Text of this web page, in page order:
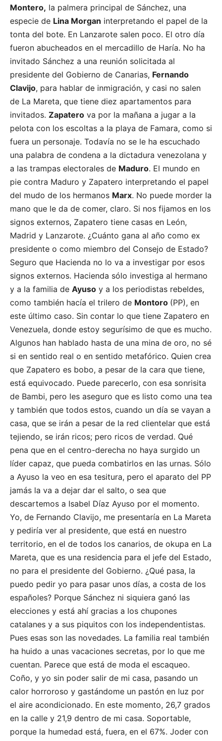
Montero, la palmera principal de Sánchez, una
especie de Lina Morgan interpretando el papel de la
tonta del bote. En Lanzarote salen poco. El otro día
fueron abucheados en el mercadillo de Haría. No ha
invitado Sánchez a una reunión solicitada al
presidente del Gobierno de Canarias, Fernando
Clavijo, para hablar de inmigración, y casi no salen
de La Mareta, que tiene diez apartamentos para
invitados. Zapatero va por la mañana a jugar a la
pelota con los escoltas a la playa de Famara, como si
fuera un personaje. Todavía no se le ha escuchado
una palabra de condena a la dictadura venezolana y
a las trampas electorales de Maduro. El mundo en
pie contra Maduro y Zapatero interpretando el papel
del mudo de los hermanos Marx. No puede morder la
mano que le da de comer, claro. Si nos fijamos en los
signos externos, Zapatero tiene casas en León,
Madrid y Lanzarote. ¿Cuánto gana al año como ex
presidente o como miembro del Consejo de Estado?
Seguro que Hacienda no lo va a investigar por esos
signos externos. Hacienda sólo investiga al hermano
y a la familia de Ayuso y a los periodistas rebeldes,
como también hacía el trilero de Montoro (PP), en
este último caso. Sin contar lo que tiene Zapatero en
Venezuela, donde estoy segurísimo de que es mucho.
Algunos han hablado hasta de una mina de oro, no sé
si en sentido real o en sentido metafórico. Quien crea
que Zapatero es bobo, a pesar de la cara que tiene,
está equivocado. Puede parecerlo, con esa sonrisita
de Bambi, pero les aseguro que es listo como una tea
y también que todos estos, cuando un día se vayan a
casa, que se irán a pesar de la red clientelar que está
tejiendo, se irán ricos; pero ricos de verdad. Qué
pena que en el centro-derecha no haya surgido un
líder capaz, que pueda combatirlos en las urnas. Sólo
a Ayuso la veo en esa tesitura, pero el aparato del PP
jamás la va a dejar dar el salto, o sea que
descartemos a Isabel Díaz Ayuso por el momento.
Yo, de Fernando Clavijo, me presentaría en La Mareta
y pediría ver al presidente, que está en nuestro
territorio, en el de todos los canarios, de okupa en La
Mareta, que es una residencia para el jefe del Estado,
no para el presidente del Gobierno. ¿Qué pasa, la
puedo pedir yo para pasar unos días, a costa de los
españoles? Porque Sánchez ni siquiera ganó las
elecciones y está ahí gracias a los chupones
catalanes y a sus piquitos con los independentistas.
Pues esas son las novedades. La familia real también
ha huido a unas vacaciones secretas, por lo que me
cuentan. Parece que está de moda el escaqueo.
Coño, y yo sin poder salir de mi casa, pasando un
calor horroroso y gastándome un pastón en luz por
el aire acondicionado. En este momento, 26,7 grados
en la calle y 21,9 dentro de mi casa. Soportable,
porque la humedad está, fuera, en el 67%. Joder con